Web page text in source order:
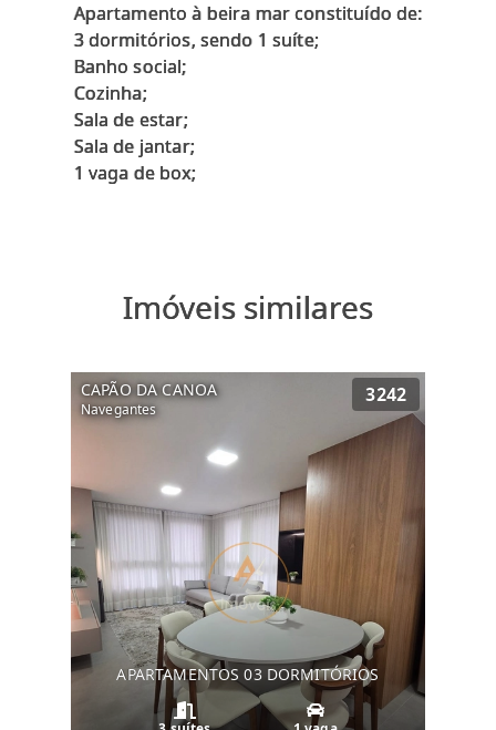
Apartamento à beira mar constituído de:
3 dormitórios, sendo 1 suíte;
Banho social;
Cozinha;
Sala de estar;
Sala de jantar;
Imóveis similares
CAPÃO DA CANOA
Navegantes
3242
APARTAMENTOS 03 DORMITÓRIOS